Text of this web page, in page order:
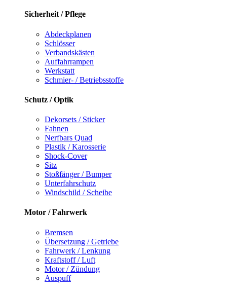
Sicherheit / Pflege
Abdeckplanen
Schlösser
Verbandskästen
Auffahrrampen
Werkstatt
Schmier- / Betriebsstoffe
Schutz / Optik
Dekorsets / Sticker
Fahnen
Nerfbars Quad
Plastik / Karosserie
Shock-Cover
Sitz
Stoßfänger / Bumper
Unterfahrschutz
Windschild / Scheibe
Motor / Fahrwerk
Bremsen
Übersetzung / Getriebe
Fahrwerk / Lenkung
Kraftstoff / Luft
Motor / Zündung
Auspuff